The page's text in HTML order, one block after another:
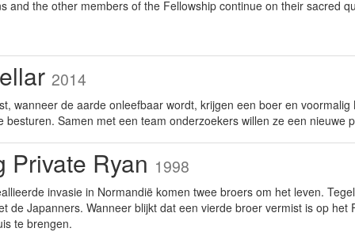
and the other members of the Fellowship continue on their sacred
2014
wanneer de aarde onleefbaar wordt, krijgen een boer en
besturen. Samen met een team onderzoekers willen ze een nieuwe
Private Ryan 1998
invasie in Normandië komen twee broers om het leven.
de Japanners. Wanneer blijkt dat een vierde broer vermist is op
te brengen.